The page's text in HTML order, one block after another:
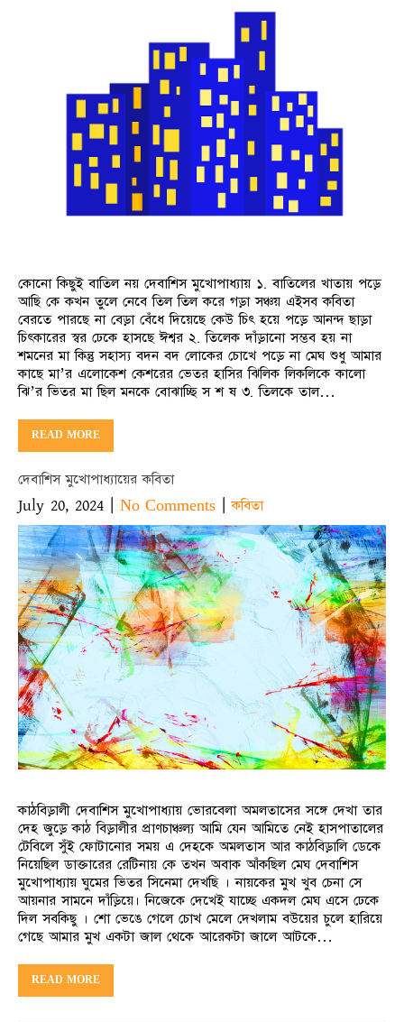
কোনো কিছুই বাতিল নয় দেবাশিস মুখোপাধ্যায় ১. বাতিলের খাতায় পড়ে
আছি কে কখন তুলে নেবে তিল তিল করে গড়া সঞ্চয় এইসব কবিতা
বেরতে পারছে না বেড়া বেঁধে দিয়েছে কেউ চিৎ হয়ে পড়ে আনন্দ ছাড়া
চিৎকারের স্বর ঢেকে হাসছে ঈশ্বর ২. তিলেক দাঁড়ানো সম্ভব হয় না
শমনের মা কিন্তু সহাস্য বদন বদ লোকের চোখে পড়ে না মেঘ শুধু আমার
কাছে মা’র এলোকেশ কেশরের ভেতর হাসির ঝিলিক লিকলিকে কালো
ঝি’র ভিতর মা ছিল মনকে বোঝাচ্ছি স শ ষ ৩. তিলকে তাল…
READ MORE
দেবাশিস মুখোপাধ্যায়ের কবিতা
July 20, 2024 | No Comments |কবিতা
কাঠবিড়ালী দেবাশিস মুখোপাধ্যায় ভোরবেলা অমলতাসের সঙ্গে দেখা তার
দেহ জুড়ে কাঠ বিড়ালীর প্রাণচাঞ্চল্য আমি যেন আমিতে নেই হাসপাতালের
টেবিলে সুঁই ফোটানোর সময় এ দেহকে অমলতাস আর কাঠবিড়ালি ডেকে
নিয়েছিল ডাক্তারের রেটিনায় কে তখন অবাক আঁকছিল মেঘ দেবাশিস
মুখোপাধ্যায় ঘুমের ভিতর সিনেমা দেখছি । নায়কের মুখ খুব চেনা সে
আয়নার সামনে দাঁড়িয়ে। নিজেকে দেখেই যাচ্ছে একদল মেঘ এসে ঢেকে
দিল সবকিছু । শো ভেঙে গেলে চোখ মেলে দেখলাম বউয়ের চুলে হারিয়ে
গেছে আমার মুখ একটা জাল থেকে আরেকটা জালে আটকে…
READ MORE